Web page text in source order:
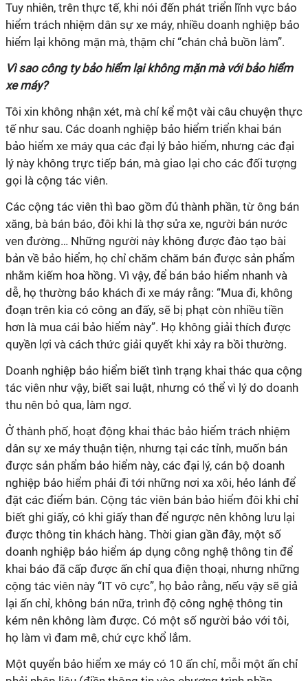
Tuy nhiên, trên thực tế, khi nói đến phát triển lĩnh vực bảo
hiểm trách nhiệm dân sự xe máy, nhiều doanh nghiệp bảo
hiểm lại không mặn mà, thậm chí “chán chả buồn làm”.
Vì sao công ty bảo hiểm lại không mặn mà với bảo hiểm
xe máy?
Tôi xin không nhận xét, mà chỉ kể một vài câu chuyện thực
tế như sau. Các doanh nghiệp bảo hiểm triển khai bán
bảo hiểm xe máy qua các đại lý bảo hiểm, nhưng các đại
lý này không trực tiếp bán, mà giao lại cho các đối tượng
gọi là cộng tác viên.
Các cộng tác viên thì bao gồm đủ thành phần, từ ông bán
xăng, bà bán báo, đôi khi là thợ sửa xe, người bán nước
ven đường… Những người này không được đào tạo bài
bản về bảo hiểm, họ chỉ chăm chăm bán được sản phẩm
nhằm kiếm hoa hồng. Vì vậy, để bán bảo hiểm nhanh và
dễ, họ thường bảo khách đi xe máy rằng: “Mua đi, không
đoạn trên kia có công an đấy, sẽ bị phạt còn nhiều tiền
hơn là mua cái bảo hiểm này”. Họ không giải thích được
quyền lợi và cách thức giải quyết khi xảy ra bồi thường.
Doanh nghiệp bảo hiểm biết tình trạng khai thác qua cộng
tác viên như vậy, biết sai luật, nhưng có thể vì lý do doanh
thu nên bỏ qua, làm ngơ.
Ở thành phố, hoạt động khai thác bảo hiểm trách nhiệm
dân sự xe máy thuận tiện, nhưng tại các tỉnh, muốn bán
được sản phẩm bảo hiểm này, các đại lý, cán bộ doanh
nghiệp bảo hiểm phải đi tới những nơi xa xôi, hẻo lánh để
đặt các điểm bán. Cộng tác viên bán bảo hiểm đôi khi chỉ
biết ghi giấy, có khi giấy than để ngược nên không lưu lại
được thông tin khách hàng. Thời gian gần đây, một số
doanh nghiệp bảo hiểm áp dụng công nghệ thông tin để
khai báo đã cấp được ấn chỉ qua điện thoại, nhưng những
cộng tác viên này “IT vô cực”, họ bảo rằng, nếu vậy sẽ giả
lại ấn chỉ, không bán nữa, trình độ công nghệ thông tin
kém nên không làm được. Có một số người bảo với tôi,
họ làm vì đam mê, chứ cực khổ lắm.
Một quyển bảo hiểm xe máy có 10 ấn chỉ, mỗi một ấn chỉ